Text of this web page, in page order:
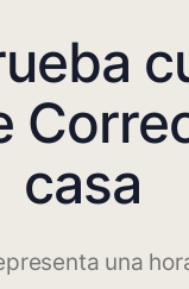
casa
una